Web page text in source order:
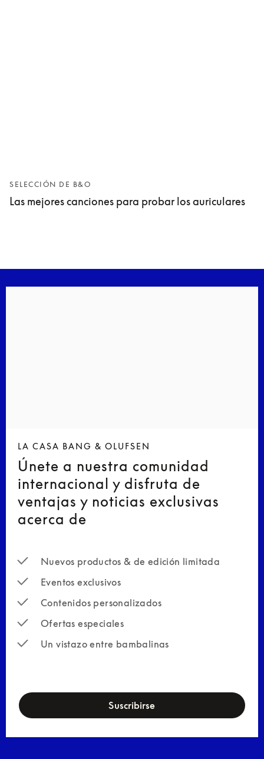
SELECCIÓN DE B&O
Las mejores canciones para probar los auriculares
LA CASA BANG & OLUFSEN
Únete a nuestra comunidad
internacional y disfruta de
ventajas y noticias exclusivas
acerca de
Nuevos productos & de edición limitada
Eventos exclusivos
Contenidos personalizados
Ofertas especiales
Un vistazo entre bambalinas
Suscribirse